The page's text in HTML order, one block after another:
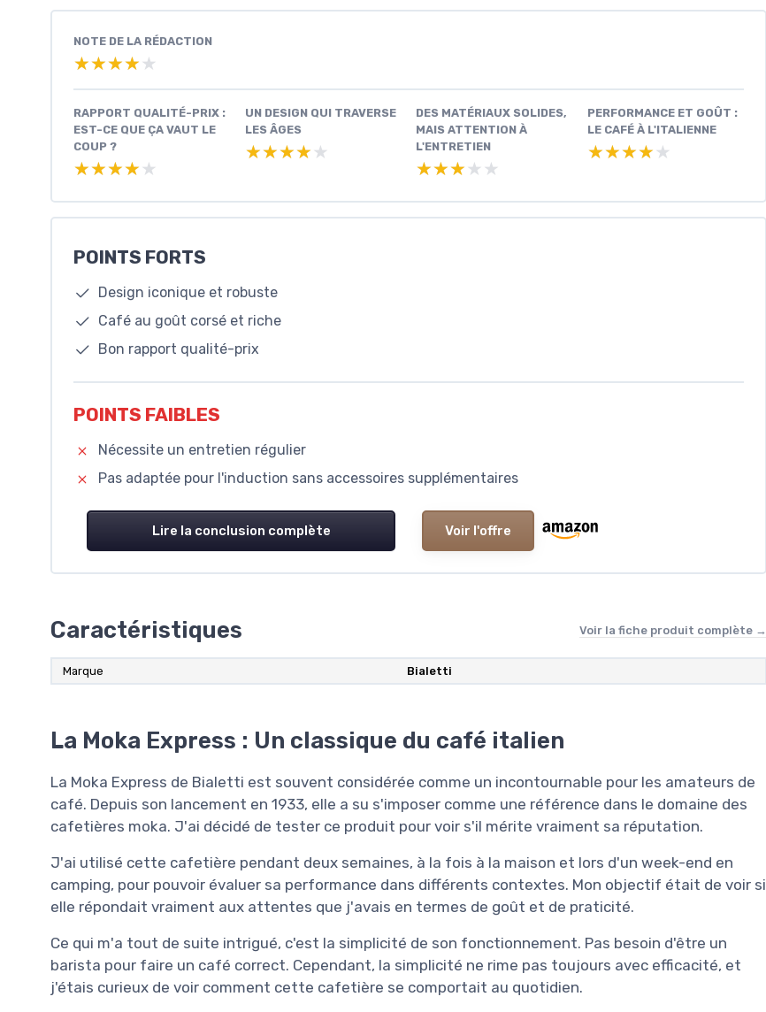
NOTE DE LA RÉDACTION
★★★★★
★★★★★
RAPPORT QUALITÉ-PRIX :
EST-CE QUE ÇA VAUT LE
COUP ?
★★★★★
★★★★★
UN DESIGN QUI TRAVERSE
LES ÂGES
★★★★★
★★★★★
DES MATÉRIAUX SOLIDES,
MAIS ATTENTION À
L'ENTRETIEN
★★★★★
★★★★★
PERFORMANCE ET GOÛT :
LE CAFÉ À L'ITALIENNE
★★★★★
★★★★★
POINTS FORTS
Design iconique et robuste
Café au goût corsé et riche
Bon rapport qualité-prix
POINTS FAIBLES
Nécessite un entretien régulier
Pas adaptée pour l'induction sans accessoires supplémentaires
Lire la conclusion complète Voir l'offre
Caractéristiques Voir la fiche produit complète →
Marque ‎Bialetti
La Moka Express : Un classique du café italien
La Moka Express de Bialetti est souvent considérée comme un incontournable pour les amateurs de
café. Depuis son lancement en 1933, elle a su s'imposer comme une référence dans le domaine des
cafetières moka. J'ai décidé de tester ce produit pour voir s'il mérite vraiment sa réputation.
J'ai utilisé cette cafetière pendant deux semaines, à la fois à la maison et lors d'un week-end en
camping, pour pouvoir évaluer sa performance dans différents contextes. Mon objectif était de voir si
elle répondait vraiment aux attentes que j'avais en termes de goût et de praticité.
Ce qui m'a tout de suite intrigué, c'est la simplicité de son fonctionnement. Pas besoin d'être un
barista pour faire un café correct. Cependant, la simplicité ne rime pas toujours avec efficacité, et
j'étais curieux de voir comment cette cafetière se comportait au quotidien.